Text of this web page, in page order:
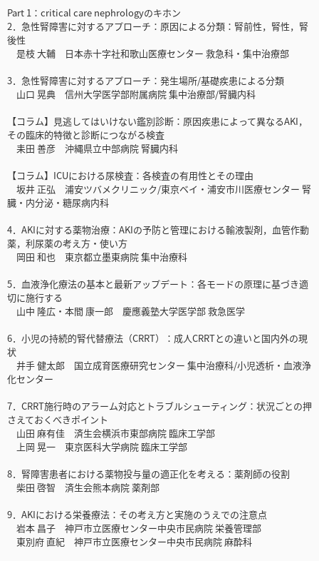
Part 1：critical care nephrologyのキホン
2．急性腎障害に対するアプローチ：原因による分類：腎前性，腎性，腎
後性
是枝 大輔 日本赤十字社和歌山医療センター 救急科・集中治療部
3．急性腎障害に対するアプローチ：発生場所/基礎疾患による分類
山口 晃典 信州大学医学部附属病院 集中治療部/腎臓内科
【コラム】見逃してはいけない鑑別診断：原因疾患によって異なるAKI，
その臨床的特徴と診断につながる検査
耒田 善彦 沖縄県立中部病院 腎臓内科
【コラム】ICUにおける尿検査：各検査の有用性とその理由
坂井 正弘 浦安ツバメクリニック/東京ベイ・浦安市川医療センター 腎
臓・内分泌・糖尿病内科
4．AKIに対する薬物治療：AKIの予防と管理における輸液製剤，血管作動
薬，利尿薬の考え方・使い方
岡田 和也 東京都立墨東病院 集中治療科
5．血液浄化療法の基本と最新アップデート：各モードの原理に基づき適
切に施行する
山中 隆広・本間 康一郎 慶應義塾大学医学部 救急医学
6．小児の持続的腎代替療法（CRRT）：成人CRRTとの違いと国内外の現
状
井手 健太郎 国立成育医療研究センター 集中治療科/小児透析・血液浄
化センター
7．CRRT施行時のアラーム対応とトラブルシューティング：状況ごとの押
さえておくべきポイント
山田 麻有佳 済生会横浜市東部病院 臨床工学部
上岡 晃一 東京医科大学病院 臨床工学部
8．腎障害患者における薬物投与量の適正化を考える：薬剤師の役割
柴田 啓智 済生会熊本病院 薬剤部
9．AKIにおける栄養療法：その考え方と実施のうえでの注意点
岩本 昌子 神戸市立医療センター中央市民病院 栄養管理部
東別府 直紀 神戸市立医療センター中央市民病院 麻酔科